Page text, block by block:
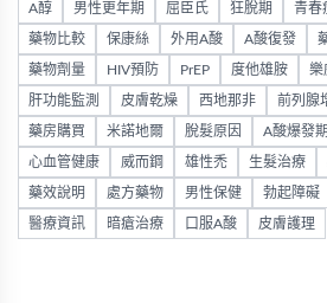
A醇 男性更年期 屈臣氏 狂脫期 青春
藥物比較 保康絲 外用A酸 A酸復發
藥物劑量 HIV預防 PrEP 度他雄胺 樂
肝功能監測 皮膚乾燥 西地那非 前列腺
藥房購買 米諾地爾 脫髮原因 A酸爆發期
心血管健康 威而鋼 雄性禿 生髮治療
藥效說明 處方藥物 男性保健 勃起障礙
醫療資訊 暗瘡治療 口服A酸 皮膚護理